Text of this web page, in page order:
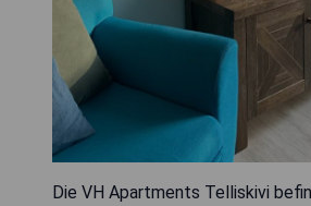
Die VH Apartments Telliskivi